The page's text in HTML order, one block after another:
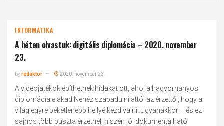
INFORMATIKA
A héten olvastuk: digitális diplomácia – 2020. november
23.
byredaktor 2020. november 23.
A videojátékok építhetnek hidakat ott, ahol a hagyományos
diplomácia elakad Nehéz szabadulni attól az érzettől, hogy a
világ egyre békétlenebb hellyé kezd válni. Ugyanakkor – és ez
sajnos több puszta érzetnél, hiszen jól dokumentálható